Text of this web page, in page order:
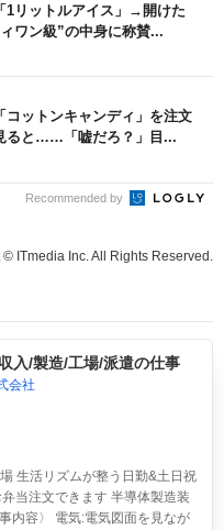
1リットルアイス」→開けた
ン級”の中身に称賛...
コットンキャンディ」を注文
ると……「嘘だろ？」目...
Recommended by
ITmedia Inc. All Rights Reserved.
入/製造/工場/派遣の仕事
会社
生活リズムが整う日勤&土日祝
当注文できます 半導体製造装
内容〉 電気:電気図面を見なが